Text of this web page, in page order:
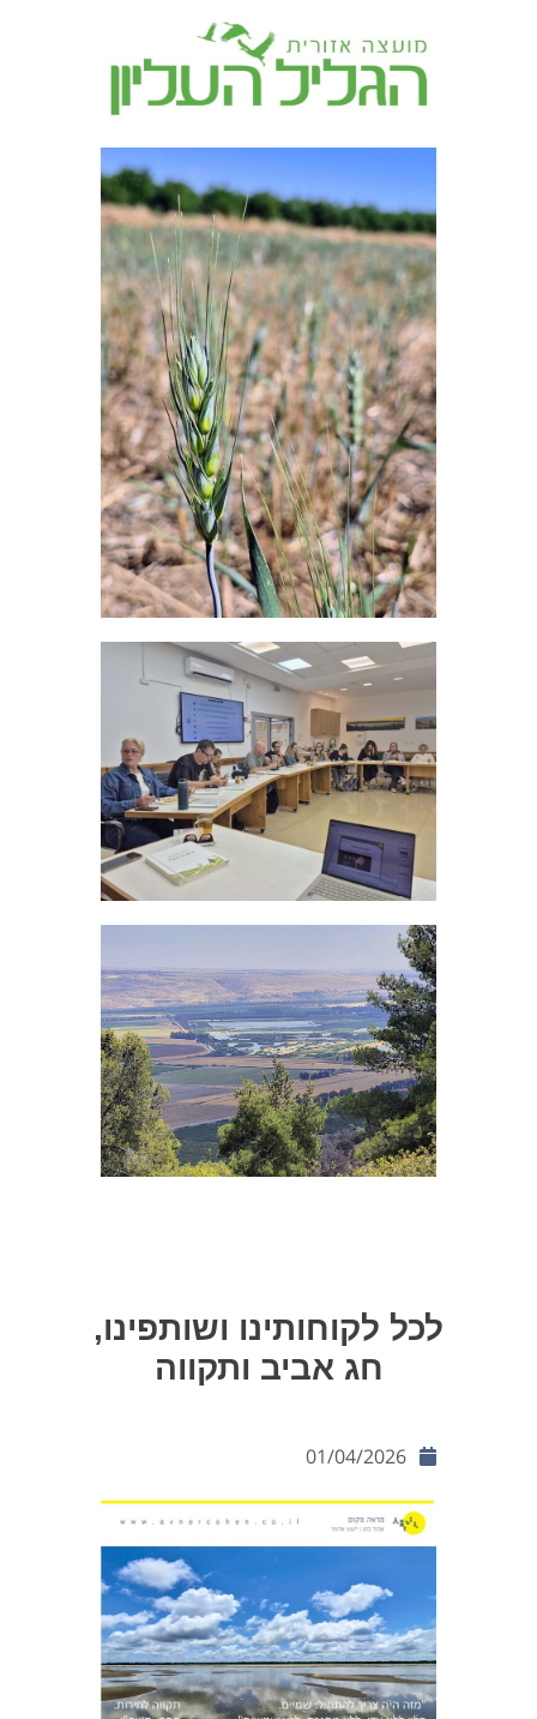
לכל לקוחותינו ושותפינו,
חג אביב ותקווה
01/04/2026